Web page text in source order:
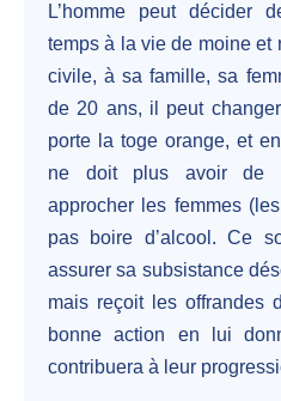
L’homme peut décider
temps à la vie de moine et
civile, à sa famille, sa
de 20 ans, il peut
porte la toge orange, et
ne doit plus avoir de
approcher les femmes
pas boire d’alcool. Ce
assurer sa subsistance
mais reçoit les offrandes
bonne action en lui
contribuera à leur